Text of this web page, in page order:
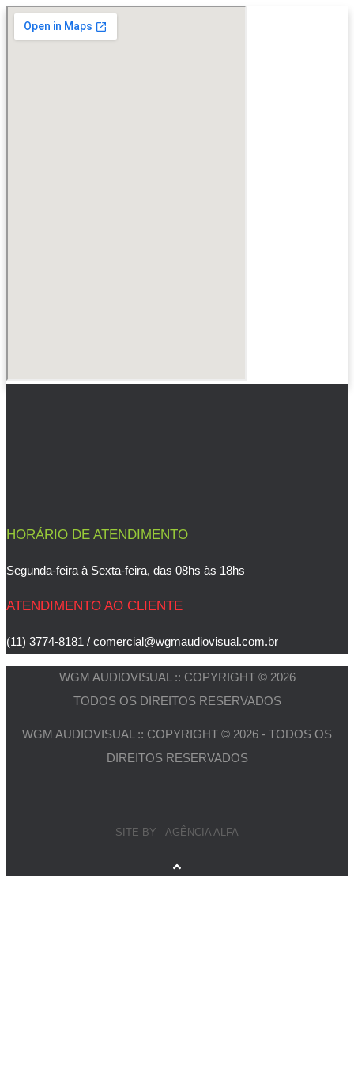
HORÁRIO DE ATENDIMENTO
Segunda-feira à Sexta-feira, das 08hs às 18hs
ATENDIMENTO AO CLIENTE
(11) 3774-8181 / comercial@wgmaudiovisual.com.br
WGM AUDIOVISUAL :: COPYRIGHT © 2026
TODOS OS DIREITOS RESERVADOS
WGM AUDIOVISUAL :: COPYRIGHT © 2026 - TODOS OS
DIREITOS RESERVADOS
SITE BY - AGÊNCIA ALFA